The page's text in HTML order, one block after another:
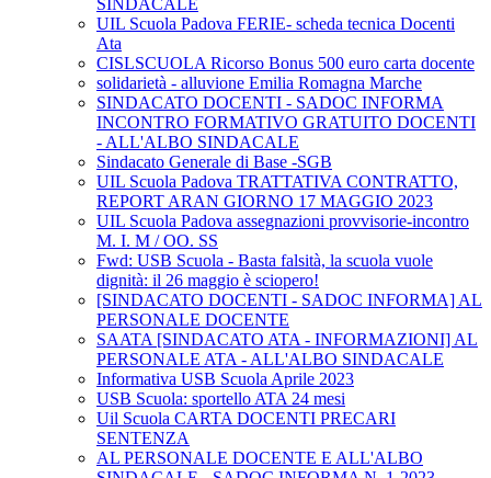
SINDACALE
UIL Scuola Padova FERIE- scheda tecnica Docenti
Ata
CISLSCUOLA Ricorso Bonus 500 euro carta docente
solidarietà - alluvione Emilia Romagna Marche
SINDACATO DOCENTI - SADOC INFORMA
INCONTRO FORMATIVO GRATUITO DOCENTI
- ALL'ALBO SINDACALE
Sindacato Generale di Base -SGB
UIL Scuola Padova TRATTATIVA CONTRATTO,
REPORT ARAN GIORNO 17 MAGGIO 2023
UIL Scuola Padova assegnazioni provvisorie-incontro
M. I. M / OO. SS
Fwd: USB Scuola - Basta falsità, la scuola vuole
dignità: il 26 maggio è sciopero!
[SINDACATO DOCENTI - SADOC INFORMA] AL
PERSONALE DOCENTE
SAATA [SINDACATO ATA - INFORMAZIONI] AL
PERSONALE ATA - ALL'ALBO SINDACALE
Informativa USB Scuola Aprile 2023
USB Scuola: sportello ATA 24 mesi
Uil Scuola CARTA DOCENTI PRECARI
SENTENZA
AL PERSONALE DOCENTE E ALL'ALBO